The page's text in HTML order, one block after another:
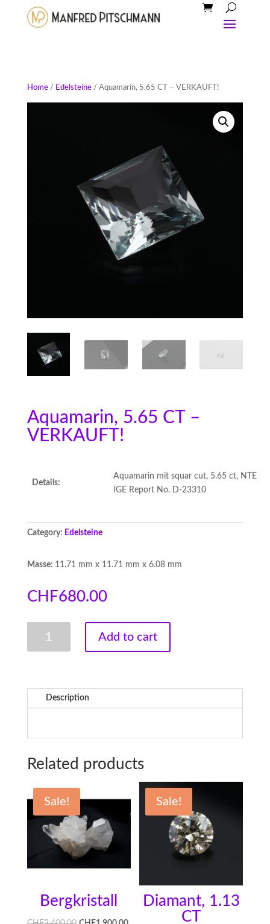
Home/ Edelsteine/ Aquamarin, 5.65 CT – VERKAUFT!
Aquamarin, 5.65 CT –
VERKAUFT!
Details:
Aquamarin mit squar cut, 5.65 ct, NTE
IGE Report No. D-23310
Category: Edelsteine
Masse: 11.71 mm x 11.71 mm x 6.08 mm
CHF680.00
quantity
Add to cart
Description
Related products
Sale!
Bergkristall
Sale!
Diamant, 1.13
CT